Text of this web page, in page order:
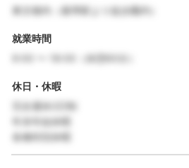
東京都内（最寄駅より徒歩圏内）
就業時間
9:00 〜 18:00（休憩60分）
休日・休暇
完全週休2日制
年末年始休暇
各種特別休暇